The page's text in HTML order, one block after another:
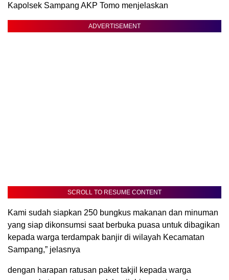
Kapolsek Sampang AKP Tomo menjelaskan
ADVERTISEMENT
SCROLL TO RESUME CONTENT
Kami sudah siapkan 250 bungkus makanan dan minuman
yang siap dikonsumsi saat berbuka puasa untuk dibagikan
kepada warga terdampak banjir di wilayah Kecamatan
Sampang,” jelasnya
dengan harapan ratusan paket takjil kepada warga